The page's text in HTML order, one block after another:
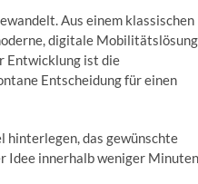
Aus einem klassischen
digitale Mobilitätslösung
Entwicklung ist die
Entscheidung für einen
hinterlegen, das gewünschte
Idee innerhalb weniger Minuten